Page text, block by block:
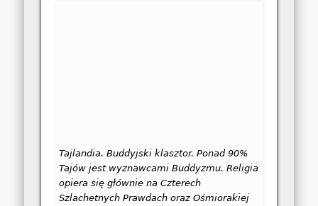
Tajlandia. Buddyjski klasztor. Ponad 90%
Tajów jest wyznawcami Buddyzmu. Religia
opiera się głównie na Czterech
Szlachetnych Prawdach oraz Ośmiorakiej